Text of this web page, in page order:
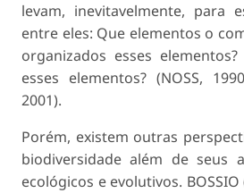
levam, inevitavelmente, para
entre eles: Que elementos o
organizados esses
esses elementos? (NOSS,
2001).
Porém, existem outras
biodiversidade além de seus
ecológicos e evolutivos.